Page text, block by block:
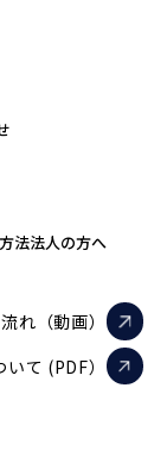
法法人の方へ
れ（動画）
て (PDF）